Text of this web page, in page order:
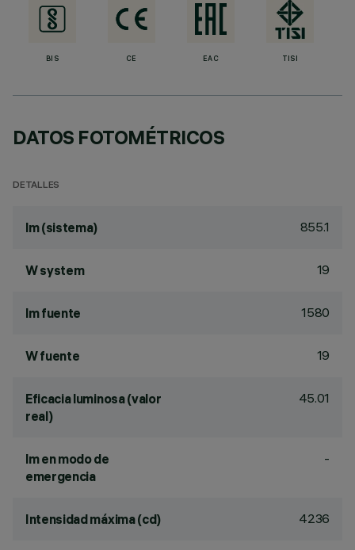
BIS CE EAC TISI
DATOS FOTOMÉTRICOS
DETALLES
lm (sistema) 855.1
W system 19
lm fuente 1580
W fuente 19
Eficacia luminosa (valor
real)
45.01
lm en modo de
emergencia
-
Intensidad máxima (cd) 4236